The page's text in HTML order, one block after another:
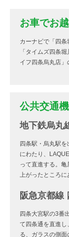
お車でお
カーナビで「四条
「タイムズ四条
イフ四条烏丸店」
公共交通
地下鉄烏丸
四条駅・烏丸駅
にわたり、
って直進する。
上がったところに
阪急京都線
四条大宮駅の3番
て四条通を直進し
る、ガラスの側面